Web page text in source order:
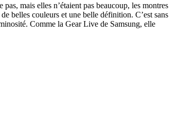
mais elles n’étaient pas beaucoup, les montres
belles couleurs et une belle définition. C’est sans
Comme la Gear Live de Samsung, elle